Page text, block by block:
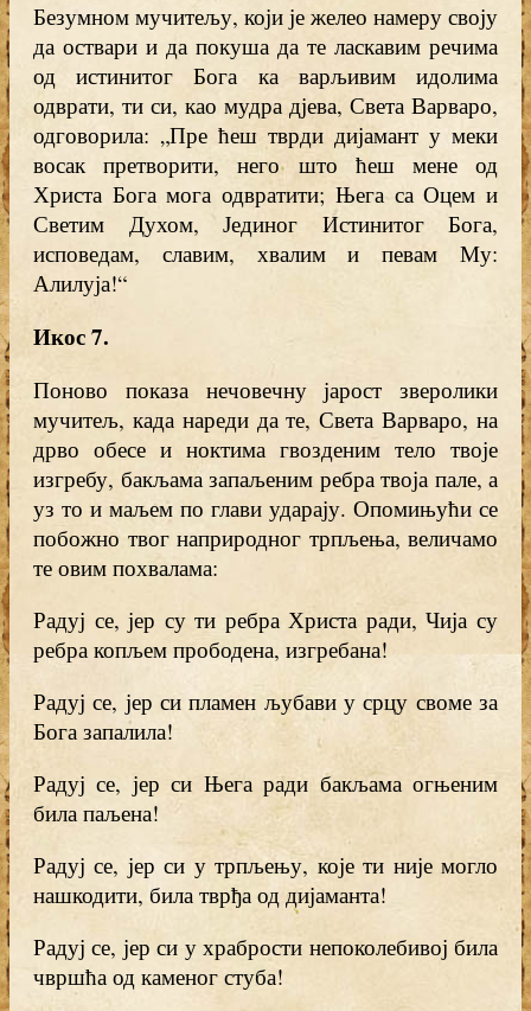
Безумном мучитељу, који је желео намеру своју
да оствари и да покуша да те ласкавим речима
од истинитог Бога ка варљивим идолима
одврати, ти си, као мудра дјева, Света Варваро,
одговорила: „Пре ћеш тврди дијамант у меки
восак претворити, него што ћеш мене од
Христа Бога мога одвратити; Њега са Оцем и
Светим Духом, Јединог Истинитог Бога,
исповедам, славим, хвалим и певам Му:
Алилуја!“
Икос 7.
Поново показа нечовечну јарост зверолики
мучитељ, када нареди да те, Света Варваро, на
дрво обесе и ноктима гвозденим тело твоје
изгребу, бакљама запаљеним ребра твоја пале, а
уз то и маљем по глави ударају. Опомињући се
побожно твог наприродног трпљења, величамо
те овим похвалама:
Радуј се, јер су ти ребра Христа ради, Чија су
ребра копљем прободена, изгребана!
Радуј се, јер си пламен љубави у срцу своме за
Бога запалила!
Радуј се, јер си Њега ради бакљама огњеним
била паљена!
Радуј се, јер си у трпљењу, које ти није могло
нашкодити, била тврђа од дијаманта!
Радуј се, јер си у храбрости непоколебивој била
чвршћа од каменог стуба!